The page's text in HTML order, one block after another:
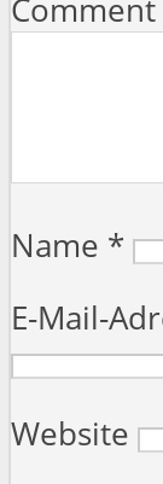
Comment
Name *
E-Mail-
Website